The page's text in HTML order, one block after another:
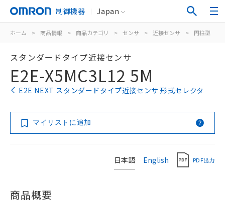
制御機器 Japan
ホーム > 商品情報 > 商品カテゴリ > センサ > 近接センサ > 円柱型
スタンダードタイプ近接センサ
E2E-X5MC3L12 5M
E2E NEXT スタンダードタイプ近接センサ 形式セレクタ
マイリストに追加
日本語 English PDF出力
商品概要